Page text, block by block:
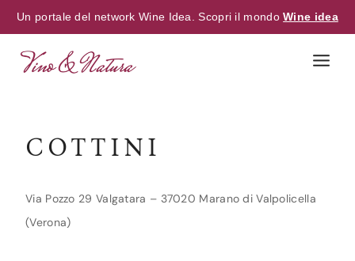
Un portale del network Wine Idea. Scopri il mondoWine idea
COTTINI
Via Pozzo 29 Valgatara – 37020 Marano di Valpolicella
(Verona)